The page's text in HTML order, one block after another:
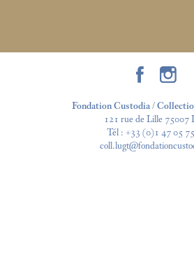
Fondation Custodia /
121 rue de Lille 75007
Tél : +33 (0)1 47 05